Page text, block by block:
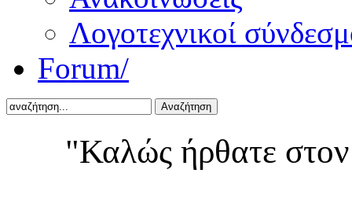
Λογοτεχνικοί
Forum/
Αναζήτηση
"Καλώς ήρθατε